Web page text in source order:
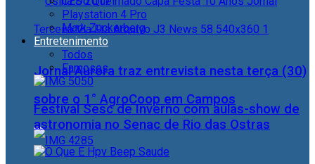
Jornal Aurora traz entrevista nesta terça (30)
sobre o 1° AgroCoop em Campos
Playstation 4 Pro
Mark Zuckerberg
Entretenimento
Todos
Famosos
Festival Sesc de Inverno com aulas-show de
astronomia no Senac de Rio das Ostras